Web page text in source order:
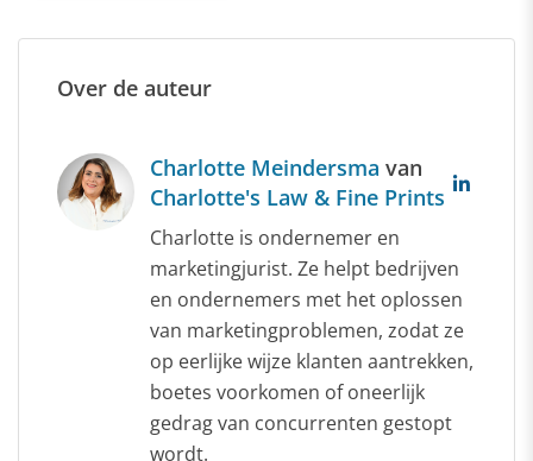
Over de auteur
Charlotte Meindersma van
Charlotte's Law & Fine Prints
Charlotte is ondernemer en
marketingjurist. Ze helpt bedrijven
en ondernemers met het oplossen
van marketingproblemen, zodat ze
op eerlijke wijze klanten aantrekken,
boetes voorkomen of oneerlijk
gedrag van concurrenten gestopt
wordt.